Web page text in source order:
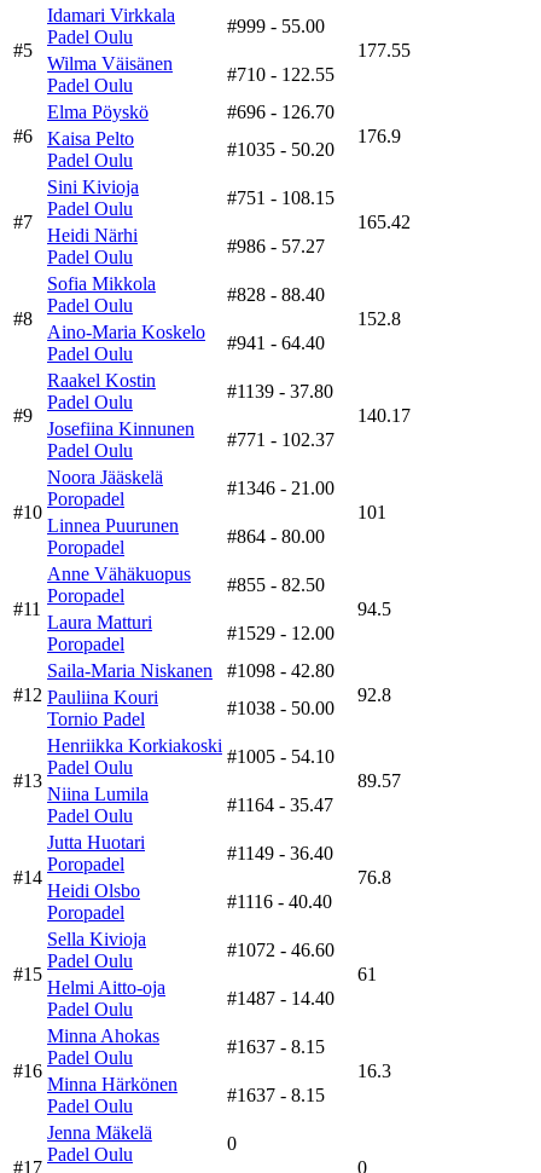
#5
Idamari Virkkala
Padel Oulu
#999 - 55.00
177.55
Wilma Väisänen
Padel Oulu
#710 - 122.55
#6
Elma Pöyskö #696 - 126.70
176.9
Kaisa Pelto
Padel Oulu
#1035 - 50.20
#7
Sini Kivioja
Padel Oulu
#751 - 108.15
165.42
Heidi Närhi
Padel Oulu
#986 - 57.27
#8
Sofia Mikkola
Padel Oulu
#828 - 88.40
152.8
Aino-Maria Koskelo
Padel Oulu
#941 - 64.40
#9
Raakel Kostin
Padel Oulu
#1139 - 37.80
140.17
Josefiina Kinnunen
Padel Oulu
#771 - 102.37
#10
Noora Jääskelä
Poropadel
#1346 - 21.00
101
Linnea Puurunen
Poropadel
#864 - 80.00
#11
Anne Vähäkuopus
Poropadel
#855 - 82.50
94.5
Laura Matturi
Poropadel
#1529 - 12.00
#12
Saila-Maria Niskanen #1098 - 42.80
92.8
Pauliina Kouri
Tornio Padel
#1038 - 50.00
#13
Henriikka Korkiakoski
Padel Oulu
#1005 - 54.10
89.57
Niina Lumila
Padel Oulu
#1164 - 35.47
#14
Jutta Huotari
Poropadel
#1149 - 36.40
76.8
Heidi Olsbo
Poropadel
#1116 - 40.40
#15
Sella Kivioja
Padel Oulu
#1072 - 46.60
61
Helmi Aitto-oja
Padel Oulu
#1487 - 14.40
#16
Minna Ahokas
Padel Oulu
#1637 - 8.15
16.3
Minna Härkönen
Padel Oulu
#1637 - 8.15
#17
Jenna Mäkelä
Padel Oulu
0
0